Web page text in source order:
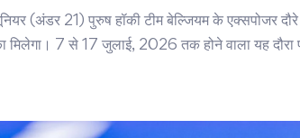
(अंडर 21) पुरुष हॉकी टीम बेल्जियम के एक्सपोजर
7 से 17 जुलाई, 2026 तक होने वाला यह दौरा